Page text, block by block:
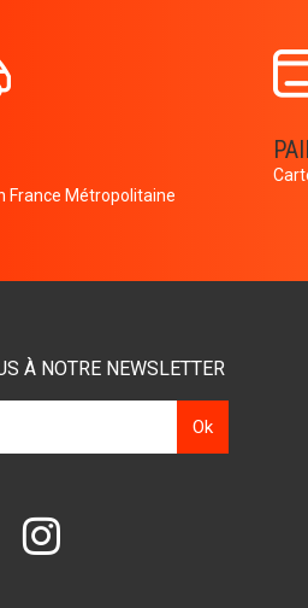
France Métropolitaine
À NOTRE NEWSLETTER